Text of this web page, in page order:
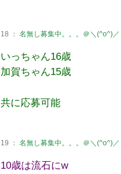
18 ： 名無し募集中。。。＠＼(^o^)／
いっちゃん16歳
加賀ちゃん15歳
共に応募可能
19 ： 名無し募集中。。。＠＼(^o^)／
10歳は流石にw